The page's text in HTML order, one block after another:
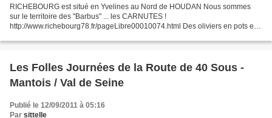
RICHEBOURG est situé en Yvelines au Nord de HOUDAN Nous sommes
sur le territoire des "Barbus" ... les CARNUTES !
http://www.richebourg78.fr/pageLibre00010074.html Des oliviers en pots en
Les Folles Journées de la Route de 40 Sous -
Mantois / Val de Seine
Publié le 12/09/2011 à 05:16
Par sittelle